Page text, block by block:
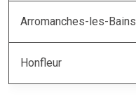
Arromanches-les-Bains
Honfleur